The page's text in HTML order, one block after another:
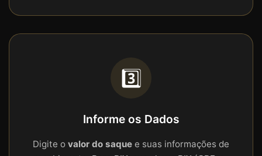
3️⃣
Informe os Dados
Digite o valor do saque e suas informações de